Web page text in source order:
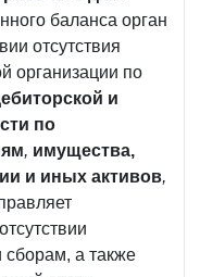
баланса орган
отсутствия
организации по
и
по
, имущества,
и иных активов,
сборам, а также